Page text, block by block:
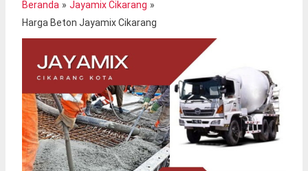
Beranda
Jayamix Cikarang
Harga Beton Jayamix Cikarang